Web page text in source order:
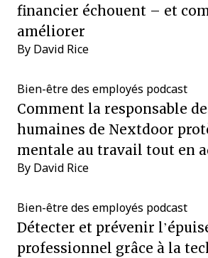
financier échouent – et
améliorer
By David Rice
Bien-être des employés podcast
Comment la responsable
humaines de Nextdoor
mentale au travail tout en
By David Rice
Bien-être des employés podcast
Détecter et prévenir
professionnel grâce à la